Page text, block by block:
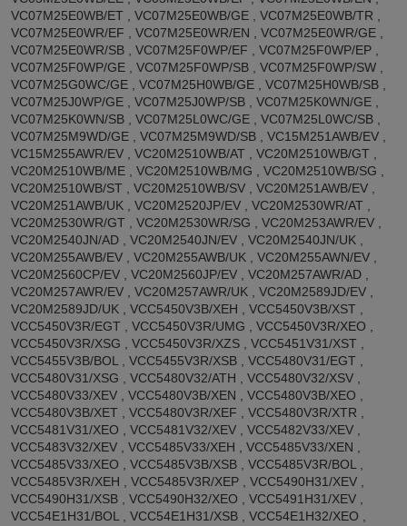
VC07M25E0WB/ET , VC07M25E0WB/GE , VC07M25E0WB/TR ,
VC07M25E0WR/EF , VC07M25E0WR/EN , VC07M25E0WR/GE ,
VC07M25E0WR/SB , VC07M25F0WP/EF , VC07M25F0WP/EP ,
VC07M25F0WP/GE , VC07M25F0WP/SB , VC07M25F0WP/SW ,
VC07M25G0WC/GE , VC07M25H0WB/GE , VC07M25H0WB/SB ,
VC07M25J0WP/GE , VC07M25J0WP/SB , VC07M25K0WN/GE ,
VC07M25K0WN/SB , VC07M25L0WC/GE , VC07M25L0WC/SB ,
VC07M25M9WD/GE , VC07M25M9WD/SB , VC15M251AWB/EV ,
VC15M255AWR/EV , VC20M2510WB/AT , VC20M2510WB/GT ,
VC20M2510WB/ME , VC20M2510WB/MG , VC20M2510WB/SG ,
VC20M2510WB/ST , VC20M2510WB/SV , VC20M251AWB/EV ,
VC20M251AWB/UK , VC20M2520JP/EV , VC20M2530WR/AT ,
VC20M2530WR/GT , VC20M2530WR/SG , VC20M253AWR/EV ,
VC20M2540JN/AD , VC20M2540JN/EV , VC20M2540JN/UK ,
VC20M255AWB/EV , VC20M255AWB/UK , VC20M255AWN/EV ,
VC20M2560CP/EV , VC20M2560JP/EV , VC20M257AWR/AD ,
VC20M257AWR/EV , VC20M257AWR/UK , VC20M2589JD/EV ,
VC20M2589JD/UK , VCC5450V3B/XEH , VCC5450V3B/XST ,
VCC5450V3R/EGT , VCC5450V3R/UMG , VCC5450V3R/XEO ,
VCC5450V3R/XSG , VCC5450V3R/XZS , VCC5451V31/XST ,
VCC5455V3B/BOL , VCC5455V3R/XSB , VCC5480V31/EGT ,
VCC5480V31/XSG , VCC5480V32/ATH , VCC5480V32/XSV ,
VCC5480V33/XEV , VCC5480V3B/XEN , VCC5480V3B/XEO ,
VCC5480V3B/XET , VCC5480V3R/XEF , VCC5480V3R/XTR ,
VCC5481V31/XEO , VCC5481V32/XEV , VCC5482V33/XEV ,
VCC5483V32/XEV , VCC5485V33/XEH , VCC5485V33/XEN ,
VCC5485V33/XEO , VCC5485V3B/XSB , VCC5485V3R/BOL ,
VCC5485V3R/XEH , VCC5485V3R/XEP , VCC5490H31/XEV ,
VCC5490H31/XSB , VCC5490H32/XEO , VCC5491H31/XEV ,
VCC54E1H31/BOL , VCC54E1H31/XSB , VCC54E1H32/XEO ,